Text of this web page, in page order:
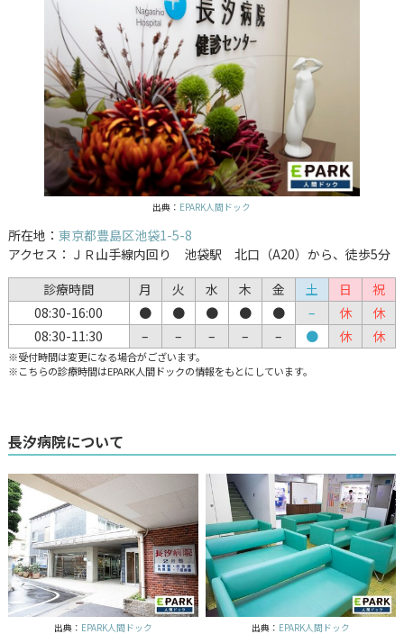
出典： EPARK人間ドック
所在地： 東京都豊島区池袋1-5-8
アクセス：ＪＲ山手線内回り 池袋駅 北口（A20）から、徒歩5分
診療時間
月 火 水 木 金 土 日
祝
08:30-16:00
● ● ● ● ● – 休
休
08:30-11:30
– – – – – ● 休 休
※受付時間は変更になる場合がございます。
※こちらの診療時間はEPARK人間ドックの情報をもとにしています。
長汐病院について
出典： EPARK人間ドック 出典： EPARK人間ドック